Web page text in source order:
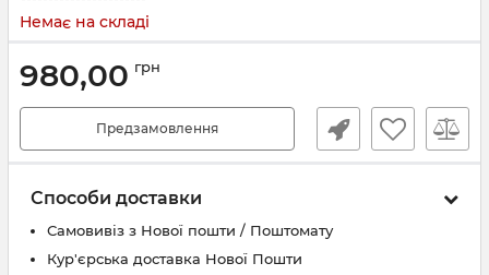
Немає на складі
980,00 грн
Предзамовлення
Способи доставки
Самовивіз з Нової пошти / Поштомату
Кур'єрська доставка Нової Пошти